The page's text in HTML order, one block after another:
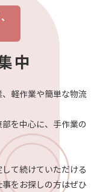
中
軽作業や簡単な物流
を中心に、手作業の
て続けていただける
をお探しの方はぜひ